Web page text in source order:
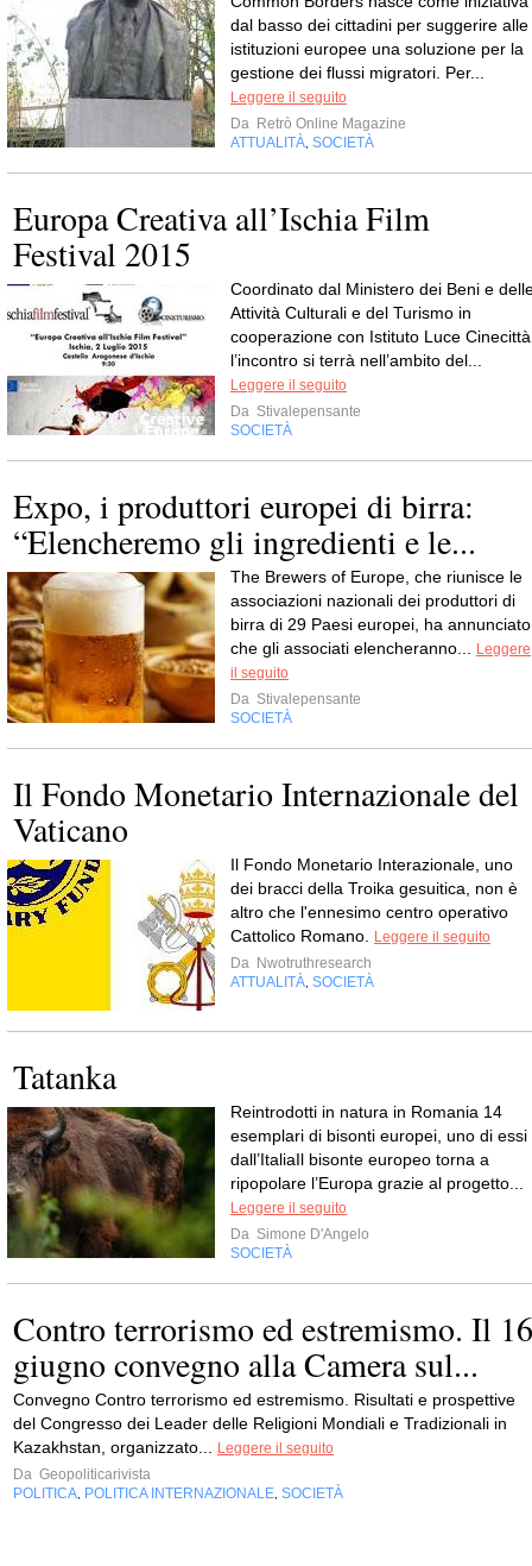
dal basso dei cittadini per suggerire alle
istituzioni europee una soluzione per la
gestione dei flussi migratori. Per...
Leggere il seguito
Da Retrò Online Magazine
ATTUALITÀ SOCIETÀ
Europa Creativa all’Ischia Film
Festival 2015
Coordinato dal Ministero dei Beni e
Attività Culturali e del Turismo in
cooperazione con Istituto Luce
l’incontro si terrà nell’ambito del...
Leggere il seguito
Da Stivalepensante
SOCIETÀ
Expo, i produttori europei di birra:
“Elencheremo gli ingredienti e le...
The Brewers of Europe, che riunisce le
associazioni nazionali dei produttori di
birra di 29 Paesi europei, ha annunciato
che gli associati elencheranno...
Leggere
il seguito
Da Stivalepensante
SOCIETÀ
Il Fondo Monetario Internazionale del
Vaticano
Il Fondo Monetario Interazionale, uno
dei bracci della Troika gesuitica, non è
altro che l'ennesimo centro operativo
Cattolico Romano.
Leggere il seguito
Da Nwotruthresearch
ATTUALITÀ SOCIETÀ
Tatanka
Reintrodotti in natura in Romania 14
esemplari di bisonti europei, uno di essi
dall’ItaliaIl bisonte europeo torna a
ripopolare l’Europa grazie al progetto...
Leggere il seguito
Da Simone D'Angelo
SOCIETÀ
Contro terrorismo ed estremismo. Il 16
giugno convegno alla Camera sul...
Convegno Contro terrorismo ed estremismo. Risultati e prospettive
del Congresso dei Leader delle Religioni Mondiali e Tradizionali in
Kazakhstan, organizzato...
Leggere il seguito
Da Geopoliticarivista
POLITICA POLITICA INTERNAZIONALE SOCIETÀ